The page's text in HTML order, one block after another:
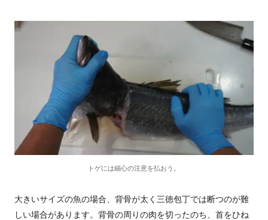
トゲには細心の注意を払おう。
大きいサイズの魚の場合、背骨が太く三徳包丁では断つのが難
しい場合があります。背骨の周りの肉を切ったのち、首をひね